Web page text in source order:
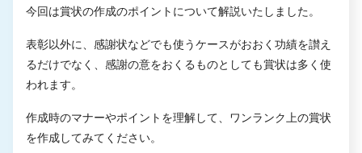
今回は賞状の作成のポイントについて解説いたしました。
表彰以外に、感謝状などでも使うケースがおおく功績を讃え
るだけでなく、感謝の意をおくるものとしても賞状は多く使
われます。
作成時のマナーやポイントを理解して、ワンランク上の賞状
を作成してみてください。